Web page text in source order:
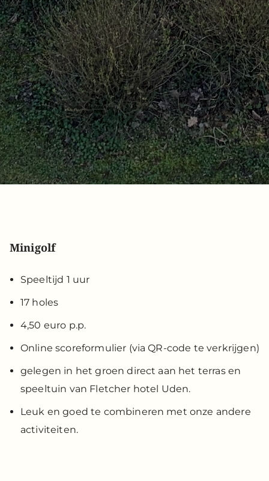
Minigolf
Speeltijd 1 uur
17 holes
4,50 euro p.p.
Online scoreformulier (via QR-code te verkrijgen)
gelegen in het groen direct aan het terras en
speeltuin van Fletcher hotel Uden.
Leuk en goed te combineren met onze andere
activiteiten.